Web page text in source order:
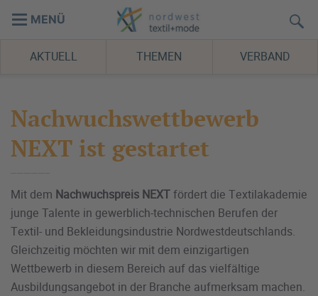
MENÜ
AKTUELL THEMEN VERBAND
Nachwuchswettbewerb
NEXT ist gestartet
Mit dem Nachwuchspreis NEXTfördert die Textilakademie
junge Talente in gewerblich-technischen Berufen der
Textil- und Bekleidungsindustrie Nordwestdeutschlands.
Gleichzeitig möchten wir mit dem einzigartigen
Wettbewerb in diesem Bereich auf das vielfältige
Ausbildungsangebot in der Branche aufmerksam machen.